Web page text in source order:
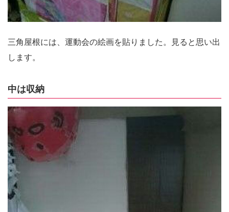
三角屋根には、運動会の絵画を貼りました。見ると思い出
します。
中は収納